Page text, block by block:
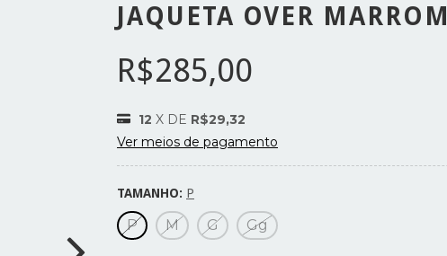
JAQUETA OVER MARROM
R$285,00
12 X DE R$29,32
Ver meios de pagamento
TAMANHO: P
P M G Gg